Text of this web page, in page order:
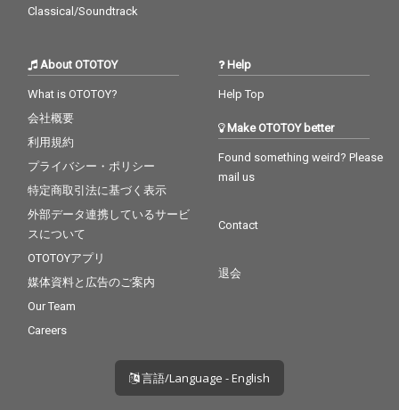
Classical/Soundtrack
About OTOTOY
What is OTOTOY?
会社概要
利用規約
プライバシー・ポリシー
特定商取引法に基づく表示
外部データ連携しているサービ
スについて
OTOTOYアプリ
媒体資料と広告のご案内
Our Team
Careers
Help
Help Top
Make OTOTOY better
Found something weird? Please
mail us
Contact
退会
言語/Language - English